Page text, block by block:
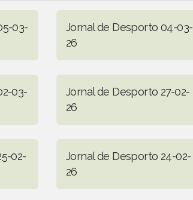
03-
Jornal de Desporto 04-03-
26
03-
Jornal de Desporto 27-02-
26
02-
Jornal de Desporto 24-02-
26